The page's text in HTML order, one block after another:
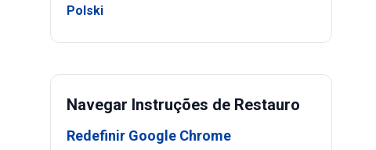
Polski
Navegar Instruções de Restauro
Redefinir Google Chrome